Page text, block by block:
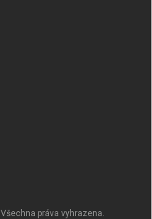
. Všechna práva vyhrazena.